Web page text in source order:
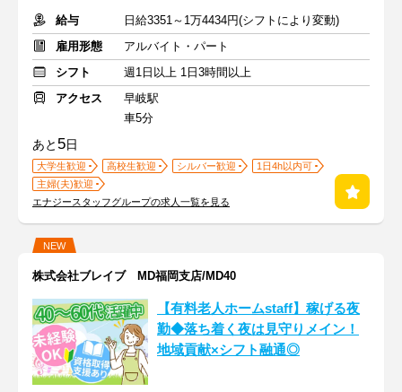
給与
日給3351～1万4434円(シフトにより変動)
雇用形態
アルバイト・パート
シフト
週1日以上 1日3時間以上
アクセス
早岐駅
車5分
あと 5日
大学生歓迎 高校生歓迎 シルバー歓迎
1日4h以内可
主婦(夫)歓迎
エナジースタッフグループの求人一覧を見る
NEW
株式会社ブレイブ MD福岡支店/MD40
【有料老人ホームstaff】稼げる夜
勤◆落ち着く夜は見守りメイン！
地域貢献×シフト融通◎